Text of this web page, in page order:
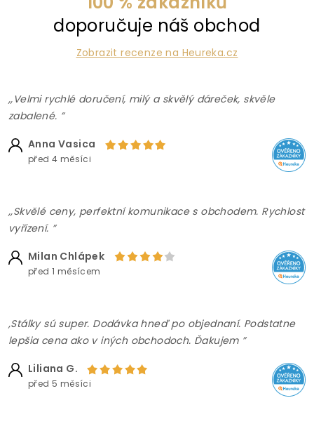
doporučuje náš obchod
Zobrazit recenze na Heureka.cz
,,Velmi rychlé doručení, milý a skvělý dáreček, skvěle
zabalené. ”
Anna Vasica
před 4 měsíci
,,Skvělé ceny, perfektní komunikace s obchodem. Rychlost
vyřízení. ”
Milan Chlápek
před 1 měsícem
,Stálky sú super. Dodávka hneď po objednaní. Podstatne
lepšia cena ako v iných obchodoch. Ďakujem ”
Liliana G.
před 5 měsíci